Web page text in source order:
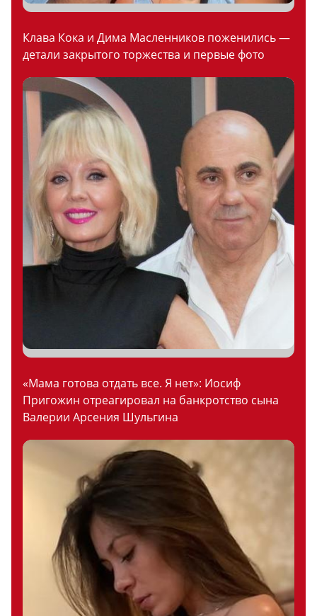
Клава Кока и Дима Масленников поженились —
детали закрытого торжества и первые фото
«Мама готова отдать все. Я нет»: Иосиф
Пригожин отреагировал на банкротство сына
Валерии Арсения Шульгина